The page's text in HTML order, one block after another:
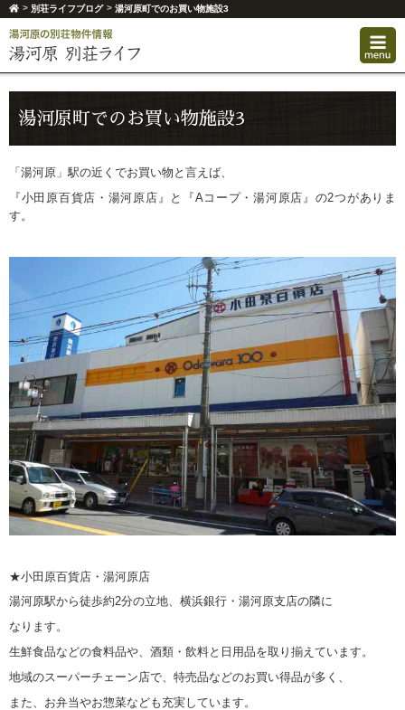
> 別荘ライフブログ >湯河原町でのお買い物施設3
湯河原町でのお買い物施設3
「湯河原」駅の近くでお買い物と言えば、
『小田原百貨店・湯河原店』と『Aコープ・湯河原店』の2つがありま
す。
★小田原百貨店・湯河原店
湯河原駅から徒歩約2分の立地、横浜銀行・湯河原支店の隣に
なります。
生鮮食品などの食料品や、酒類・飲料と日用品を取り揃えています。
地域のスーパーチェーン店で、特売品などのお買い得品が多く、
また、お弁当やお惣菜なども充実しています。